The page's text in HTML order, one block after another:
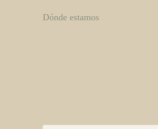
Dónde estamos